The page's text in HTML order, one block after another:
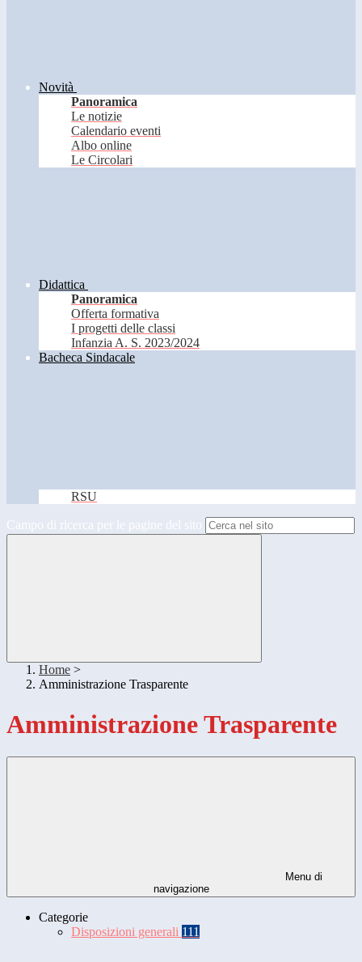
Novità
Panoramica
Le notizie
Calendario eventi
Albo online
Le Circolari
Didattica
Panoramica
Offerta formativa
I progetti delle classi
Infanzia A. S. 2023/2024
Bacheca Sindacale
RSU
Campo di ricerca per le pagine del sito
Home >
Amministrazione Trasparente
Amministrazione Trasparente
Menu di
navigazione
Categorie
Disposizioni generali 111